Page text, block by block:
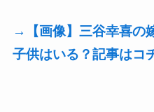
→【画像】三谷幸喜の
子供はいる？記事はコ